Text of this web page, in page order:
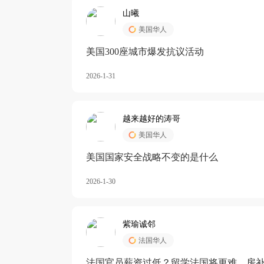
山曦
美国华人
美国300座城市爆发抗议活动
2026-1-31
越来越好的涛哥
美国华人
美国国家安全战略不变的是什么
2026-1-30
紫瑜诚邻
法国华人